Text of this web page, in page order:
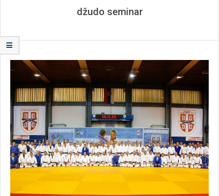
džudo seminar